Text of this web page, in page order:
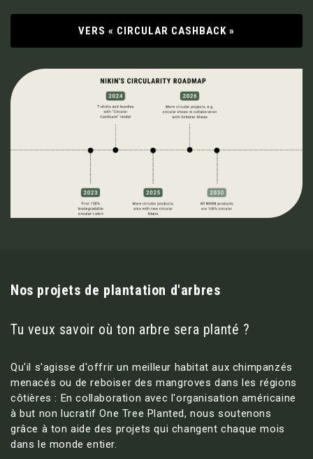
VERS « CIRCULAR CASHBACK »
Nos projets de plantation d'arbres
Tu veux savoir où ton arbre sera planté ?
Qu'il s'agisse d'offrir un meilleur habitat aux chimpanzés
menacés ou de reboiser des mangroves dans les régions
côtières : En collaboration avec l'organisation américaine
à but non lucratif One Tree Planted, nous soutenons
grâce à ton aide des projets qui changent chaque mois
dans le monde entier.